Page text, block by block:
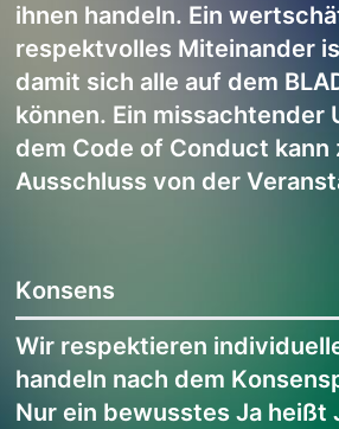
ihnen handeln. Ein
respektvolles Miteinander
damit sich alle auf dem
können. Ein missachtender
dem Code of Conduct kann
Ausschluss von der
Konsens
Wir respektieren
handeln nach dem
Nur ein bewusstes Ja heißt